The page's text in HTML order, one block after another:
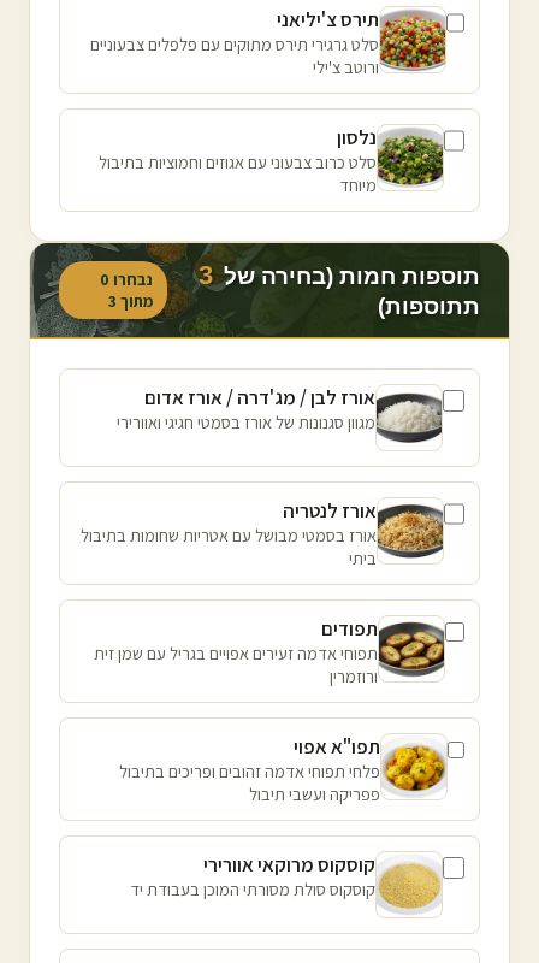
תירס צ'יליאני
סלט גרגירי תירס מתוקים עם פלפלים צבעוניים
ורוטב צ'ילי
נלסון
סלט כרוב צבעוני עם אגוזים וחמוציות בתיבול
מיוחד
תוספות חמות (בחירה של 3
תתוספות)
נבחרו 0
מתוך 3
אורז לבן / מג'דרה / אורז אדום
מגוון סגנונות של אורז בסמטי חגיגי ואוורירי
אורז לנטריה
אורז בסמטי מבושל עם אטריות שחומות בתיבול
ביתי
תפודים
תפוחי אדמה זעירים אפויים בגריל עם שמן זית
ורוזמרין
תפו"א אפוי
פלחי תפוחי אדמה זהובים ופריכים בתיבול
פפריקה ועשבי תיבול
קוסקוס מרוקאי אוורירי
קוסקוס סולת מסורתי המוכן בעבודת יד